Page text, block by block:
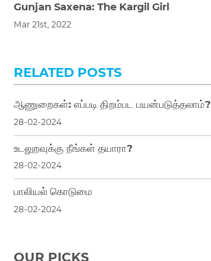
Gunjan Saxena: The Kargil Girl
Mar 21st, 2022
RELATED POSTS
ஆணுறைகள்: எப்படி திறம்பட பயன்படுத்தலாம்?
28-02-2024
உடலுறவுக்கு நீங்கள் தயாரா?
28-02-2024
பாலியல் கொடுமை
28-02-2024
OUR PICKS